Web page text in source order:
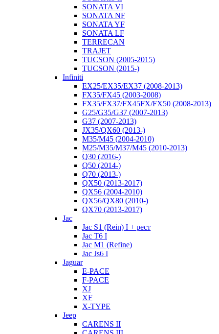
SONATA VI
SONATA NF
SONATA YF
SONATA LF
TERRECAN
TRAJET
TUCSON (2005-2015)
TUCSON (2015-)
Infiniti
EX25/EX35/EX37 (2008-2013)
FX35/FX45 (2003-2008)
FX35/FX37/FX45FX/FX50 (2008-2013)
G25/G35/G37 (2007-2013)
G37 (2007-2013)
JX35/QX60 (2013-)
M35/M45 (2004-2010)
M25/M35/M37/M45 (2010-2013)
Q30 (2016-)
Q50 (2014-)
Q70 (2013-)
QX50 (2013-2017)
QX56 (2004-2010)
QX56/QX80 (2010-)
QX70 (2013-2017)
Jac
Jac S1 (Rein) I + рест
Jac T6 I
Jac M1 (Refine)
Jac Js6 I
Jaguar
E-PACE
F-PACE
XJ
XF
X-TYPE
Jeep
CARENS II